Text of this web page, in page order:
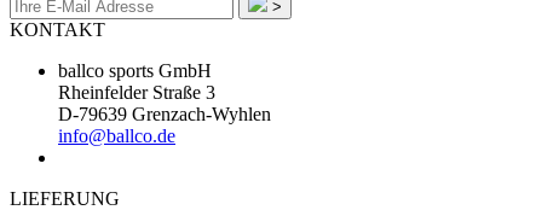
>
KONTAKT
ballco sports GmbH
Rheinfelder Straße 3
D-79639 Grenzach-Wyhlen
info@ballco.de
LIEFERUNG